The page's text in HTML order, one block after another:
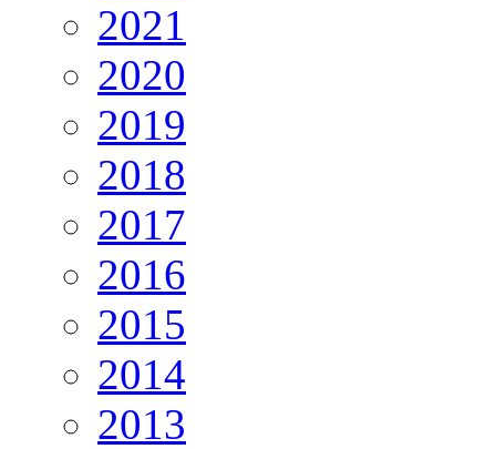
2021
2020
2019
2018
2017
2016
2015
2014
2013